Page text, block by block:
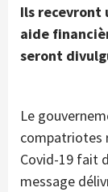
Ils recevront
aide
seront
Le
compatriotes
Covid-19 fait
message